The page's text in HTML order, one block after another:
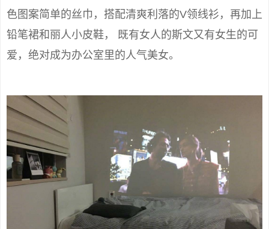
色图案简单的丝巾，搭配清爽利落的V领线衫，再加上
铅笔裙和丽人小皮鞋， 既有女人的斯文又有女生的可
爱，绝对成为办公室里的人气美女。